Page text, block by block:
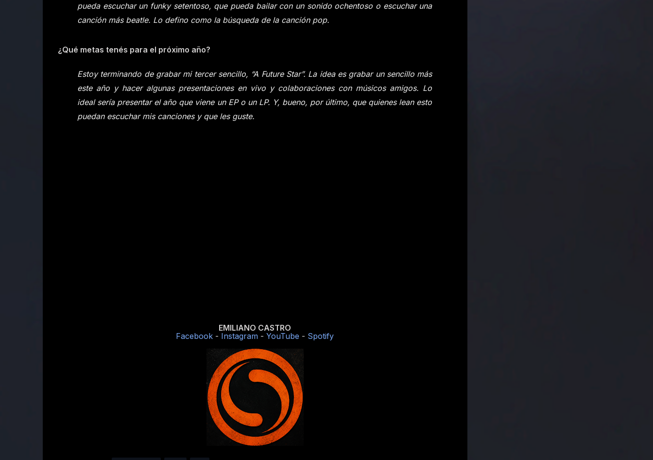
pueda escuchar un funky setentoso, que pueda bailar con un sonido ochentoso o escuchar una
canción más beatle. Lo defino como la búsqueda de la canción pop.
¿Qué metas tenés para el próximo año?
Estoy terminando de grabar mi tercer sencillo, “A Future Star”. La idea es grabar un sencillo más
este año y hacer algunas presentaciones en vivo y colaboraciones con músicos amigos. Lo
ideal sería presentar el año que viene un EP o un LP. Y, bueno, por último, que quienes lean esto
puedan escuchar mis canciones y que les guste.
EMILIANO CASTRO
Facebook - Instagram - YouTube - Spotify